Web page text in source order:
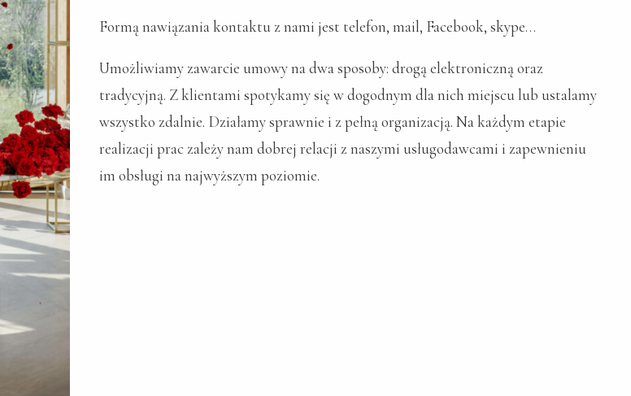
Formą nawiązania kontaktu z nami jest telefon, mail, Facebook, skype…
Umożliwiamy zawarcie umowy na dwa sposoby: drogą elektroniczną oraz
tradycyjną. Z klientami spotykamy się w dogodnym dla nich miejscu lub ustalamy
wszystko zdalnie. Działamy sprawnie i z pełną organizacją. Na każdym etapie
realizacji prac zależy nam dobrej relacji z naszymi usługodawcami i zapewnieniu
im obsługi na najwyższym poziomie.